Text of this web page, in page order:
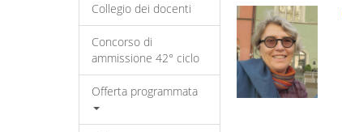
Collegio dei docenti
Concorso di
ammissione 42° ciclo
Offerta programmata